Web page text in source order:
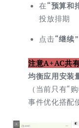
在“预算和
投放排期
点击“继续”
注意A+AC共
均衡应用安装
（当前只有“
事件优化搭配